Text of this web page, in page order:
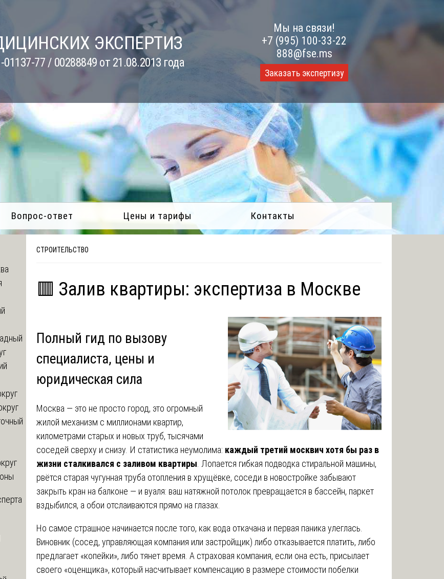
ЭКСПЕРТИЗ
77 / 00288849 от 21.08.2013 года
Мы на связи!
+7 (995) 100-33-22
888@fse.ms
Заказать экспертизу
Вопрос-ответ Цены и тарифы Контакты
СТРОИТЕЛЬСТВО
🟥 Залив квартиры: экспертиза в Москве
Полный гид по вызову
специалиста, цены и
юридическая сила
Москва — это не просто город, это огромный
жилой механизм с миллионами квартир,
километрами старых и новых труб, тысячами
соседей сверху и снизу. И статистика неумолима: каждый третий москвич хотя бы раз в
жизни сталкивался с заливом квартиры . Лопается гибкая подводка стиральной машины,
рвётся старая чугунная труба отопления в хрущёвке, соседи в новостройке забывают
закрыть кран на балконе — и вуаля: ваш натяжной потолок превращается в бассейн, паркет
вздыбился, а обои отслаиваются прямо на глазах.
Но самое страшное начинается после того, как вода откачана и первая паника улеглась.
Виновник (сосед, управляющая компания или застройщик) либо отказывается платить, либо
предлагает «копейки», либо тянет время. А страховая компания, если она есть, присылает
своего «оценщика», который насчитывает компенсацию в размере стоимости побелки